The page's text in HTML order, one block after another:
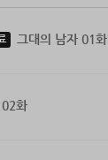
그대의 남자 01화
화